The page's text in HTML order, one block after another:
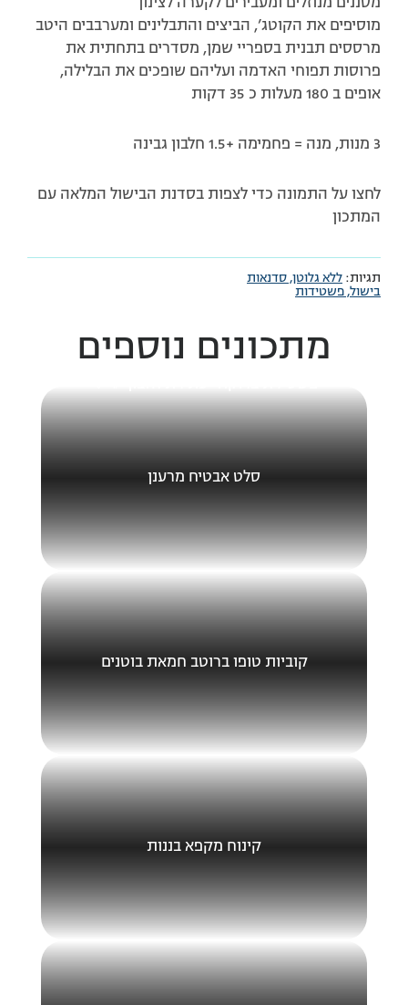
מוסיפים את הקוטג’, הביצים והתבלינים ומערבבים היטב
מרססים תבנית בספריי שמן, מסדרים בתחתית את
פרוסות תפוחי האדמה ועליהם שופכים את הבלילה,
אופים ב 180 מעלות כ 35 דקות
3 מנות, מנה = פחמימה +1.5 חלבון גבינה
לחצו על התמונה כדי לצפות בסדנת הבישול המלאה עם
המתכון
תגיות: ללא גלוטן,סדנאות
בישול,פשטידות
מתכונים נוספים
סלט אבטיח מרענן
קוביות טופו ברוטב חמאת בוטנים
קינוח מקפא בננות